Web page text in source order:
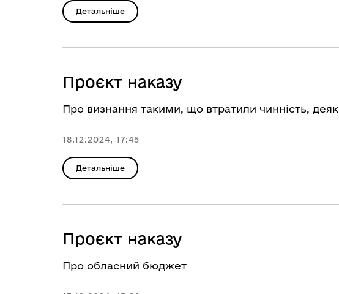
Детальніше
Проєкт наказу
Про визнання такими, що втратили чинність,
18.12.2024, 17:45
Детальніше
Проєкт наказу
Про обласний бюджет